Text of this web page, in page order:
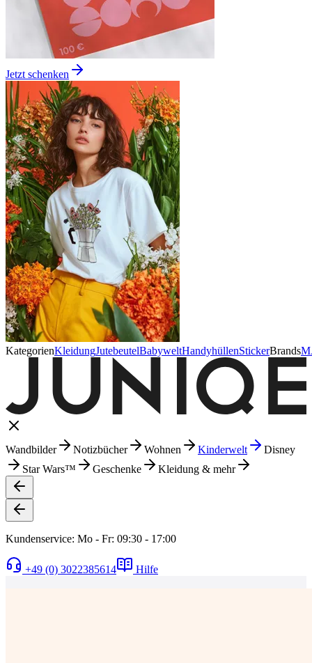
Jetzt schenken
KategorienKleidungJutebeutelBabyweltHandyhüllenStickerBrands
Wandbilder Notizbücher Wohnen Kinderwelt
Disney
Star Wars™
Geschenke Kleidung & mehr
Kundenservice: Mo - Fr: 09:30 - 17:00
+49 (0) 3022385614 Hilfe